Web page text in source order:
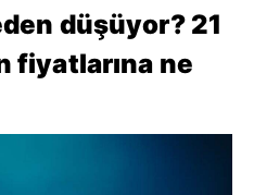
düşüyor? 21
fiyatlarına ne